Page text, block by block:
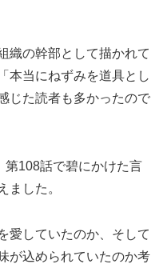
織の幹部として描かれて
本当にねずみを道具とし
じた読者も多かったので
第108話で碧にかけた言
ました。
愛していたのか、そして
が込められていたのか考